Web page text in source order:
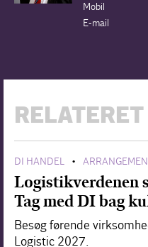
Mobil
E-mail
DI HANDEL •
Logistikverdenen
Tag med DI bag
Besøg førende
Logistic 2027.